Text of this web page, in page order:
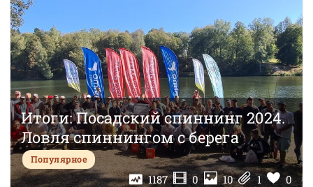
Итоги: Посадский спиннинг 2024.
Ловля спиннингом с берега
Популярное
1187 0 10 1 0